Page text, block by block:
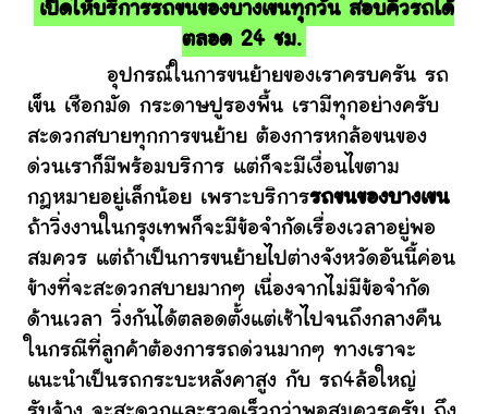
เปิดให้บริการรถขนของบางเขนทุกวัน สอบคิวรถได้
ตลอด 24 ชม.
อุปกรณ์ในการขนย้ายของเราครบครัน รถ
เข็น เชือกมัด กระดาษปูรองพื้น เรามีทุกอย่างครับ
สะดวกสบายทุกการขนย้าย ต้องการหกล้อขนของ
ด่วนเราก็มีพร้อมบริการ แต่ก็จะมีเงื่อนไขตาม
กฎหมายอยู่เล็กน้อย เพราะบริการรถขนของบางเขน
ถ้าวิ่งงานในกรุงเทพก็จะมีข้อจำกัดเรื่องเวลาอยู่พอ
สมควร แต่ถ้าเป็นการขนย้ายไปต่างจังหวัดอันนี้ค่อน
ข้างที่จะสะดวกสบายมากๆ เนื่องจากไม่มีข้อจำกัด
ด้านเวลา วิ่งกันได้ตลอดตั้งแต่เช้าไปจนถึงกลางคืน
ในกรณีที่ลูกค้าต้องการรถด่วนมากๆ ทางเราจะ
แนะนำเป็นรถกระบะหลังคาสูง กับ รถ4ล้อใหญ่